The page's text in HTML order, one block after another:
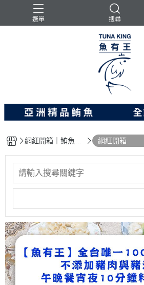
選單 搜尋
鮪魚
網紅開箱｜鮪魚料
網紅開箱